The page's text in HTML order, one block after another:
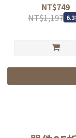
NT$749
NT$1,197